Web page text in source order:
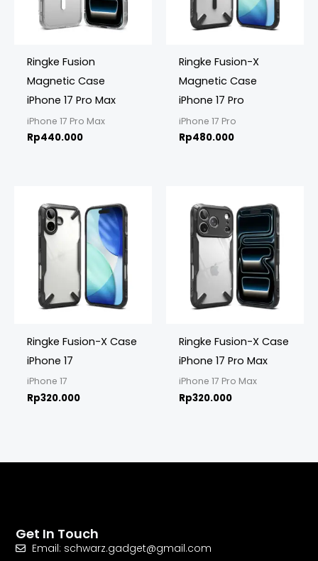
Ringke Fusion
Magnetic Case
iPhone 17 Pro Max
iPhone 17 Pro Max
Rp440.000
Ringke Fusion-X
Magnetic Case
iPhone 17 Pro
iPhone 17 Pro
Rp480.000
Ringke Fusion-X Case
iPhone 17
iPhone 17
Rp320.000
Ringke Fusion-X Case
iPhone 17 Pro Max
iPhone 17 Pro Max
Rp320.000
Get In Touch
Email: schwarz.gadget@gmail.com